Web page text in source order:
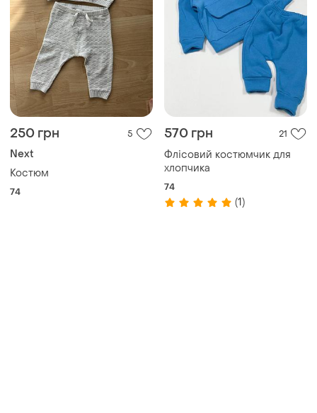
250 грн 5
Next
Костюм
74
570 грн 21
Флісовий костюмчик для
хлопчика
74
(1)